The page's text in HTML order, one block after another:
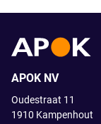
APOK NV
Oudestraat 11
1910 Kampenhout